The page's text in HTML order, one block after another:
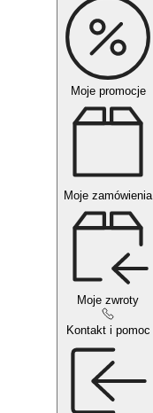
Moje promocje
Moje zamówienia
Moje zwroty
Kontakt i pomoc